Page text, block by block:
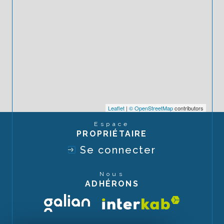
Leaflet | © OpenStreetMapcontributors
Espace
PROPRIÉTAIRE
Se connecter
Nous
ADHÉRONS